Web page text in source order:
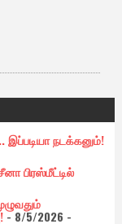
இப்படியா நடக்கனும்!
பிரஸ்மீட்டில்
- 8/5/2026 -